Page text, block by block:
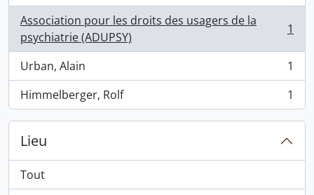
Association pour les droits des usagers de la
psychiatrie (ADUPSY)
, 1 résultats 1
Urban, Alain
, 1 résultats
1
Himmelberger, Rolf
, 1 résultats 1
Lieu
Tout